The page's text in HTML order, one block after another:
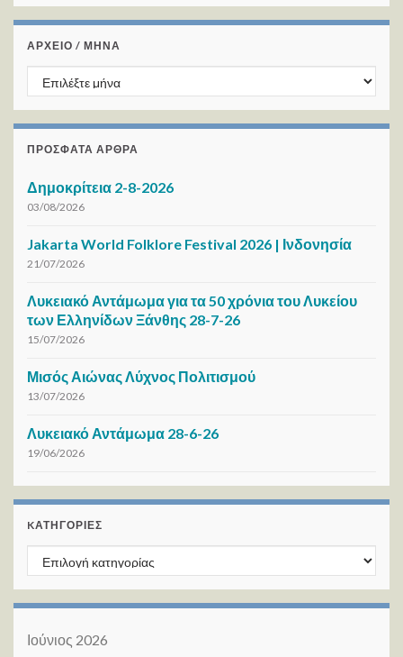
ΑΡΧΕΙΟ / ΜΗΝΑ
ΑΡΧΕΙΟ / ΜΗΝΑ
ΠΡΌΣΦΑΤΑ ΆΡΘΡΑ
Δημοκρίτεια 2-8-2026
03/08/2026
Jakarta World Folklore Festival 2026 | Ινδονησία
21/07/2026
Λυκειακό Αντάμωμα για τα 50 χρόνια του Λυκείου
των Ελληνίδων Ξάνθης 28-7-26
15/07/2026
Μισός Αιώνας Λύχνος Πολιτισμού
13/07/2026
Λυκειακό Αντάμωμα 28-6-26
19/06/2026
KΑΤΗΓΟΡΊΕΣ
Kατηγορίες
Ιούνιος 2026